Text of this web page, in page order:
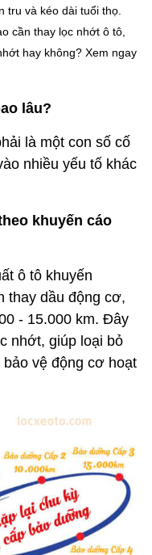
tru và kéo dài tuổi thọ.
cần thay lọc nhớt ô tô,
hay không? Xem ngay
lâu?
là một con số cố
nhiều yếu tố khác
khuyến cáo
ô tô khuyến
thay dầu động cơ,
- 15.000 km. Đây
nhớt, giúp loại bỏ
vệ động cơ hoạt